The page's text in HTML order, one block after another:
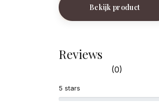
Bekijk product
Reviews
(0)
5 stars